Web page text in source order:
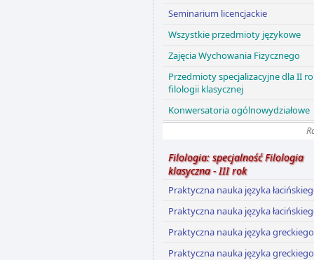
Seminarium licencjackie
Wszystkie przedmioty językowe
Zajęcia Wychowania Fizycznego
Przedmioty specjalizacyjne dla II
filologii klasycznej
Konwersatoria ogólnowydziałowe
Filologia: specjalność Filologia
klasyczna - III rok
Praktyczna nauka języka
Praktyczna nauka języka
Praktyczna nauka języka greckiego
Praktyczna nauka języka greckiego